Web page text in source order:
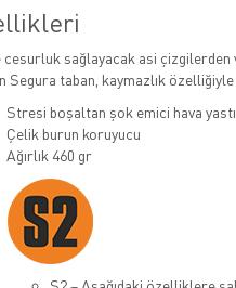
cesurluk sağlayacak asi çizgilerden
Segura taban, kaymazlık
Stresi boşaltan şok emici hava
Çelik burun koruyucu
Ağırlık 460 gr